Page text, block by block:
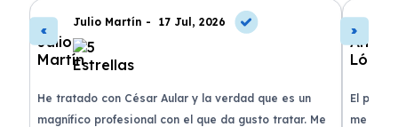
Julio Martín - 17 Jul, 2026
He tratado con César Aular y la verdad que es un
magnífico profesional con el que da gusto tratar. Me
El
me